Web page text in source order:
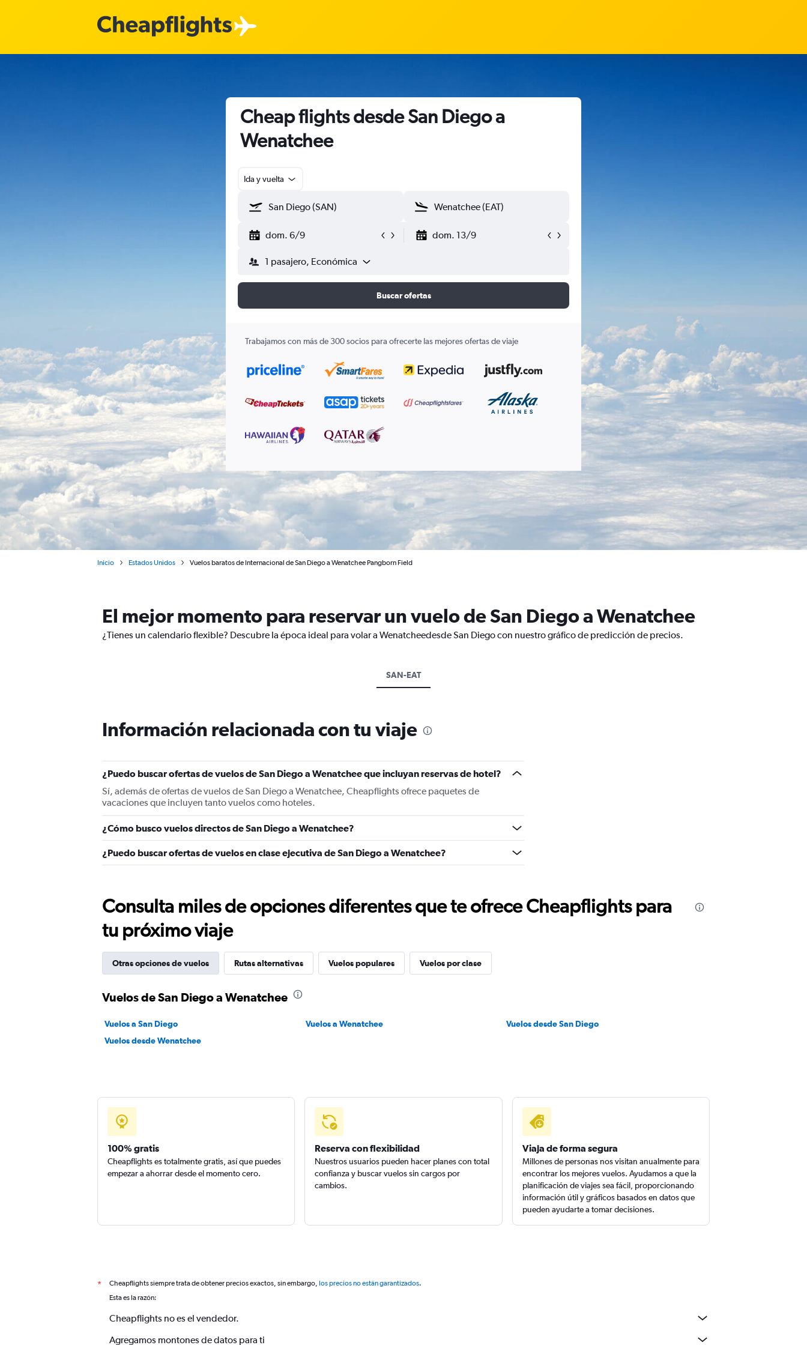
Cheap flights desde San Diego a
Wenatchee
Ida y vuelta
dom. 6/9 dom. 13/9
1 pasajero, Económica
Buscar ofertas
Trabajamos con más de 300 socios para ofrecerte las mejores ofertas de viaje
Inicio Estados Unidos Vuelos baratos de Internacional de San Diego a Wenatchee Pangborn Field
El mejor momento para reservar un vuelo de San Diego a Wenatchee
¿Tienes un calendario flexible? Descubre la época ideal para volar a Wenatcheedesde San Diego con nuestro gráfico de predicción de precios.
SAN-EAT
Información relacionada con tu viaje
¿Puedo buscar ofertas de vuelos de San Diego a Wenatchee que incluyan reservas de hotel?
Sí, además de ofertas de vuelos de San Diego a Wenatchee, Cheapflights ofrece paquetes de
vacaciones que incluyen tanto vuelos como hoteles.
¿Cómo busco vuelos directos de San Diego a Wenatchee?
¿Puedo buscar ofertas de vuelos en clase ejecutiva de San Diego a Wenatchee?
Consulta miles de opciones diferentes que te ofrece Cheapflights para
tu próximo viaje
Otras opciones de vuelos Rutas alternativas Vuelos populares Vuelos por clase
Vuelos de San Diego a Wenatchee
Vuelos a San Diego Vuelos a Wenatchee
Vuelos desde San Diego
Vuelos desde Wenatchee
100% gratis
Cheapflights es totalmente gratis, así que puedes
empezar a ahorrar desde el momento cero.
Reserva con flexibilidad
Nuestros usuarios pueden hacer planes con total
confianza y buscar vuelos sin cargos por
cambios.
Viaja de forma segura
Millones de personas nos visitan anualmente para
encontrar los mejores vuelos. Ayudamos a que la
planificación de viajes sea fácil, proporcionando
información útil y gráficos basados en datos que
pueden ayudarte a tomar decisiones.
* Cheapflights siempre trata de obtener precios exactos, sin embargo, los precios no están garantizados.
Esta es la razón:
Cheapflights no es el vendedor.
Agregamos montones de datos para ti